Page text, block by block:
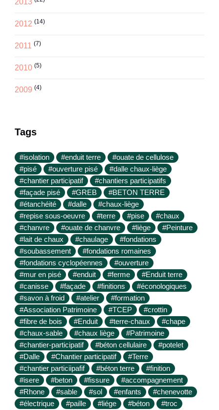
2013
2012 (14)
2011 (7)
2010 (5)
2009 (4)
Tags
#isolation #enduit terre
#ouate de cellulose
#pisé
#ouverture pisé
#dalle chaux-liège
#chantier participatif
#chantiers participatifs
#façade pisé
#GREB
#BETON TERRE
#étanchéité
#dalle
#chaux-liège
#repise sous-oeuvre
#terre #pise
#chaux
#chanvre
#ouate de chanvre #liège
#Peinture
#lait de chaux
#chaulage
#fondations
#soubassement
#fondations romaines
#fondations cyclopéennes
#ouverture
#mur en pisé
#enduit #ferme
#Enduit terre
#canisse
#façade #finitions
#éconologiques
#savon à froid
#atelier
#formation
#Association Patrimoine
#TCEP
#crottin
#fibre de bois
#Enduit #terre-chaux
#chape
#chaux-sable
#chaux liège
#Patrimoine
#chantier-participatif
#béton cellulaire
#potelet
#Dalle
#Chantier participatif
#Terre
#chantier particiipafif
#béton terre
#finition
#isere
#beton #fissure
#accompagnement
#Rhone
#sable #sol #enfants
#chenevotte
#électrique
#paille #liége #béton #troc